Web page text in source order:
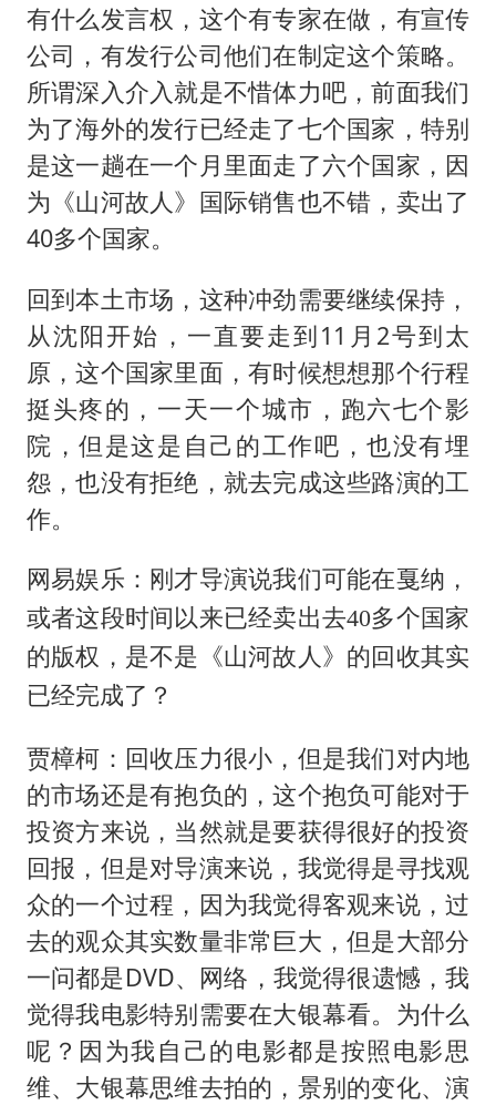
有什么发言权，这个有专家在做，有宣传
公司，有发行公司他们在制定这个策略。
所谓深入介入就是不惜体力吧，前面我们
为了海外的发行已经走了七个国家，特别
是这一趟在一个月里面走了六个国家，因
为《山河故人》国际销售也不错，卖出了
40多个国家。
回到本土市场，这种冲劲需要继续保持，
从沈阳开始，一直要走到11月2号到太
原，这个国家里面，有时候想想那个行程
挺头疼的，一天一个城市，跑六七个影
院，但是这是自己的工作吧，也没有埋
怨，也没有拒绝，就去完成这些路演的工
作。
网易娱乐：刚才导演说我们可能在戛纳，
或者这段时间以来已经卖出去40多个国家
的版权，是不是《山河故人》的回收其实
已经完成了？
贾樟柯：回收压力很小，但是我们对内地
的市场还是有抱负的，这个抱负可能对于
投资方来说，当然就是要获得很好的投资
回报，但是对导演来说，我觉得是寻找观
众的一个过程，因为我觉得客观来说，过
去的观众其实数量非常巨大，但是大部分
一问都是DVD、网络，我觉得很遗憾，我
觉得我电影特别需要在大银幕看。为什么
呢？因为我自己的电影都是按照电影思
维、大银幕思维去拍的，景别的变化、演